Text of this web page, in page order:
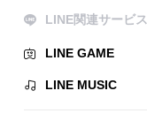
LINE関連サービス
LINE GAME
LINE MUSIC